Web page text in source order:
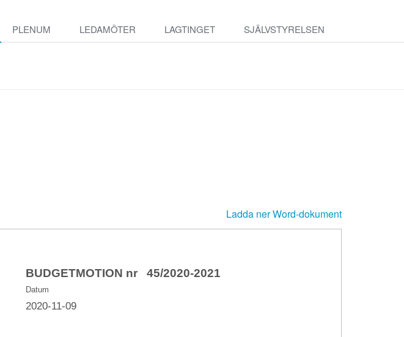
PLENUM LEDAMÖTER LAGTINGET SJÄLVSTYRELSEN
Ladda ner Word-dokument
BUDGETMOTION nr 45/2020-2021
Datum
2020-11-09